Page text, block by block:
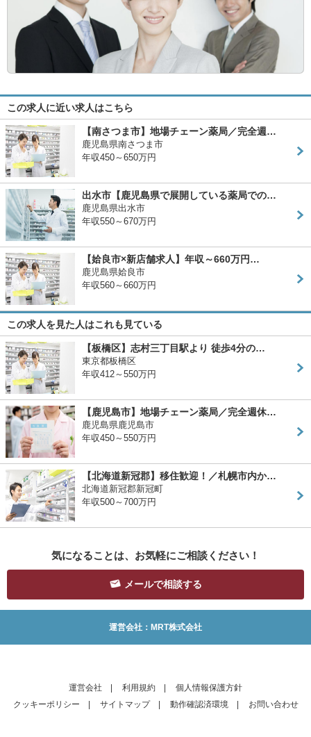
この求人に近い求人はこちら
【南さつま市】地場チェーン薬局／完全週…
鹿児島県南さつま市
年収450～650万円
出水市【鹿児島県で展開している薬局での…
鹿児島県出水市
年収550～670万円
【姶良市×新店舗求人】年収～660万円…
鹿児島県姶良市
年収560～660万円
この求人を見た人はこれも見ている
【板橋区】志村三丁目駅より 徒歩4分の…
東京都板橋区
年収412～550万円
【鹿児島市】地場チェーン薬局／完全週休…
鹿児島県鹿児島市
年収450～550万円
【北海道新冠郡】移住歓迎！／札幌市内か…
北海道新冠郡新冠町
年収500～700万円
気になることは、お気軽にご相談ください！
メールで相談する
運営会社：MRT株式会社
運営会社 利用規約
個人情報保護方針
クッキーポリシー
サイトマップ| 動作確認済環境| お問い合わせ